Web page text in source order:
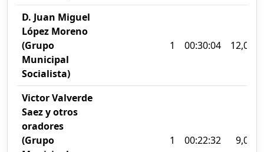
D. Juan Miguel
López Moreno
(Grupo
Municipal
Socialista)
1 00:30:04 12,09%
Victor Valverde
Saez y otros
oradores
(Grupo
1 00:22:32 9,06%